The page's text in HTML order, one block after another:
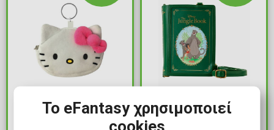
5,99€
Loungefly - Disney:
Το eFantasy χρησιμοποιεί
cookies